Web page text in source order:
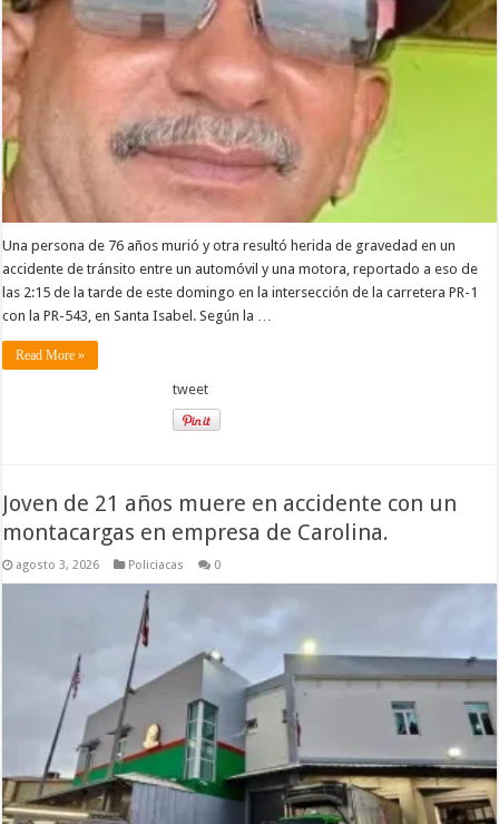
Una persona de 76 años murió y otra resultó herida de gravedad en un
accidente de tránsito entre un automóvil y una motora, reportado a eso de
las 2:15 de la tarde de este domingo en la intersección de la carretera PR-1
con la PR-543, en Santa Isabel. Según la …
Read More »
tweet
Joven de 21 años muere en accidente con un
montacargas en empresa de Carolina.
agosto 3, 2026 Policiacas 0